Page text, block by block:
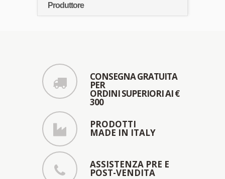
Produttore
CONSEGNA GRATUITA
PER
ORDINI SUPERIORI AI €
300
PRODOTTI
MADE IN ITALY
ASSISTENZA PRE E
POST-VENDITA